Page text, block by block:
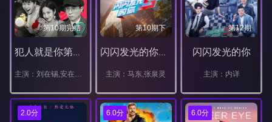
第10期完结
犯人就是你第二季
主演：刘在锡,安在旭,金钟民,朴敏英,李昇基,吴世勋,金世正
第10期下
闪闪发光的你第二季
主演：马东,张泉灵
第12期
闪闪发光的你
主演：内详
2.0分 6.0分 6.0分